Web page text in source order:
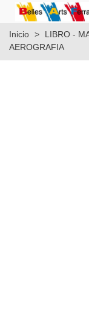
Inicio >
LIBRO -
AEROGRAFIA